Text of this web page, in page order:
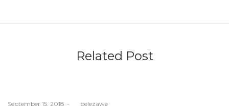
Related Post
Posted
September 15, 2018 belezawe